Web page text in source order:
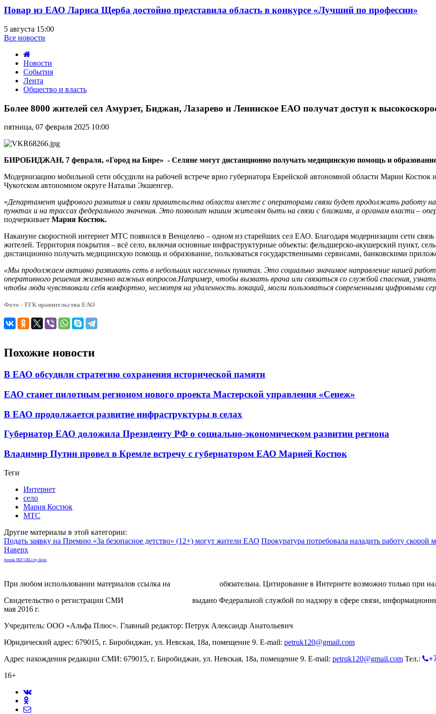
Повар из ЕАО Лариса Щерба достойно представила область в конкурсе «Лучший по профессии»
5 августа 15:00
Все новости
Новости
События
Лента
Общество и власть
8000
сел
Амурзет,
Биджан,
Лазарево
и
ЕАО
получат
к
высокоскоростной
интернет-
Более 8000 жителей сел Амурзет, Биджан, Лазарево и Ленинское ЕАО получат доступ к
пятница, 07 февраля 2025 10:00
БИРОБИДЖАН, 7 февраля, «Город на Бире» - Селяне могут дистанционно получать медицинскую помощь и
Модернизацию мобильной сети обсудили на рабочей встрече врио губернатора Еврейской автономной области Марии
Чукотском автономном округе Натальи Экшенгер.
«Департамент цифрового развития и связи правительства области вместе с операторами связи будет продолжать работу
пунктах и на трассах федерального значения. Это позволит нашим жителям быть на связи с близкими, а органам власти –
подчеркивает Мария Костюк.
Накануне скоростной интернет МТС появился в Венцелево – одном из старейших сел ЕАО. Благодаря модернизации сети связь
жителей. Территория покрытия – всё село, включая основные инфраструктурные объекты: фельдшерско-акушерский пункт,
дистанционно получать медицинскую помощь и образование, пользоваться государственными сервисами, банковскими
«Мы продолжаем активно развивать сеть в небольших населенных пунктах. Это социально значимое направление нашей
оперативного решения жизненно важных вопросов.Например, чтобы вызвать врача или связаться со службой спасения,
чтобы люди чувствовали себя комфортно, несмотря на удаленность локаций, могли пользоваться современными цифровыми
Фото - ТГК правительства ЕАО
Похожие новости
В ЕАО обсудили стратегию сохранения исторической памяти
ЕАО станет пилотным регионом нового проекта Мастерской управления «Сенеж»
В ЕАО продолжается развитие инфраструктуры в селах
Губернатор ЕАО доложила Президенту РФ о социально-экономическом развитии региона
Владимир Путин провел в Кремле встречу с губернатором ЕАО Марией Костюк
Теги
Интернет
село
Мария Костюк
МТС
Другие материалы в этой категории:
Подать заявку на Премию «За безопасное детство» (12+) могут жители ЕАО Прокуратура потребовала наладить работу
Наверх
Joomla SEF URLs by Artio
При любом использовании материалов ссылка на
обязательна. Цитирование в Интернете возможно только при
Свидетельство о регистрации СМИ
выдано Федеральной службой по надзору в сфере связи,
мая 2016 г.
Учредитель: ООО «Альфа Плюс». Главный редактор: Петрук Александр Анатольевич
Юридический адрес: 679015, г. Биробиджан, ул. Невская, 18а, помещение 9. E-mail: petruk120@gmail.com
Адрес нахождения редакции СМИ: 679015, г. Биробиджан, ул. Невская, 18а, помещение 9. E-mail: petruk120@gmail.com Тел.:
16+